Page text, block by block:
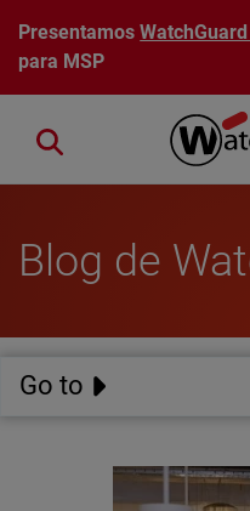
Pasar al contenido principal
Presentamos
para MSP
Close search
Blog de
Go to